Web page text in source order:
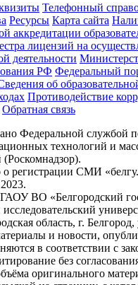
Телефонный
Ресурсы Карта сайта
аккредитации
лицензий на
деятельности
РФ Федеральный
об
Противодействие
Обратная связь
Федеральной службой
технологий и
о регистрации СМИ
ВО «Белгородский
область, г.
и новости,
в соответствии с
без
оригинального